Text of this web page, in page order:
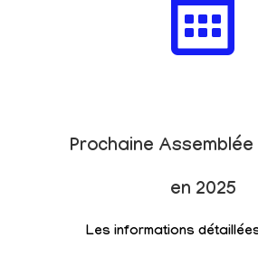
Prochaine
en 2025
Les informations